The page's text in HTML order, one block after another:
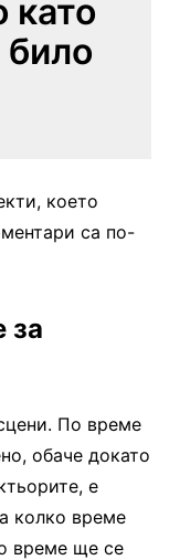
като
било
което
са по-
за
По време
обаче докато
е
колко време
време ще се